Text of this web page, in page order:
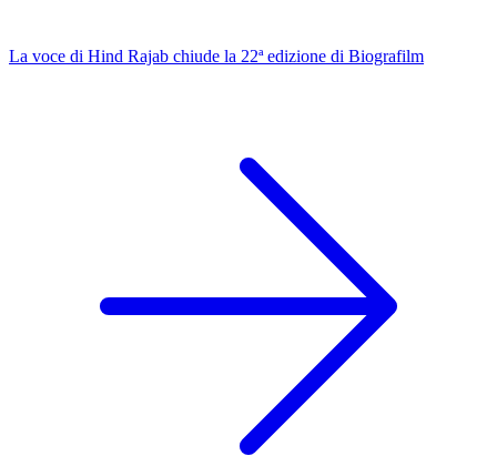
La voce di Hind Rajab chiude la 22ª edizione di Biografilm